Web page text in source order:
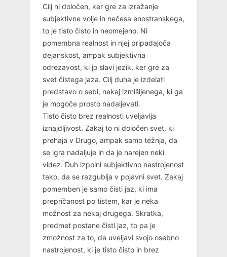
Cilj ni določen, ker gre za izražanje
subjektivne volje in nečesa enostranskega,
to je tisto čisto in neomejeno. Ni
pomembna realnost in njej pripadajoča
dejanskost, ampak subjektivna
odrezavost, ki jo slavi jezik, ker gre za
svet čistega jaza. Cilj duha je izdelati
predstavo o sebi, nekaj izmišljenega, ki ga
je mogoče prosto nadaljevati.
Tisto čisto brez realnosti uveljavlja
iznajdljivost. Zakaj to ni določen svet, ki
prehaja v Drugo, ampak samo težnja, da
se igra nadaljuje in da je narejen neki
videz. Duh izpolni subjektivno nastrojenost
tako, da se razgublja v pojavni svet. Zakaj
pomemben je samo čisti jaz, ki ima
prepričanost po tistem, kar je neka
možnost za nekaj drugega. Skratka,
predmet postane čisti jaz, to pa je
zmožnost za to, da uveljavi svojo osebno
nastrojenost, ki je tisto čisto in brez